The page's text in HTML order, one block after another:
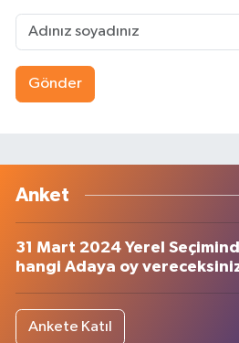
Gönder
Anket
31 Mart 2024 Yerel
hangi Adaya oy
Ankete Katıl